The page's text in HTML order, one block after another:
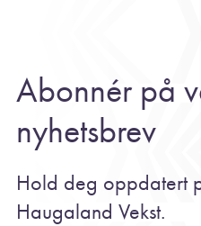
Abonnér på
nyhetsbrev
Hold deg oppdatert
Haugaland Vekst.